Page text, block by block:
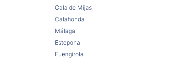
Cala de Mijas
Calahonda
Málaga
Estepona
Fuengirola